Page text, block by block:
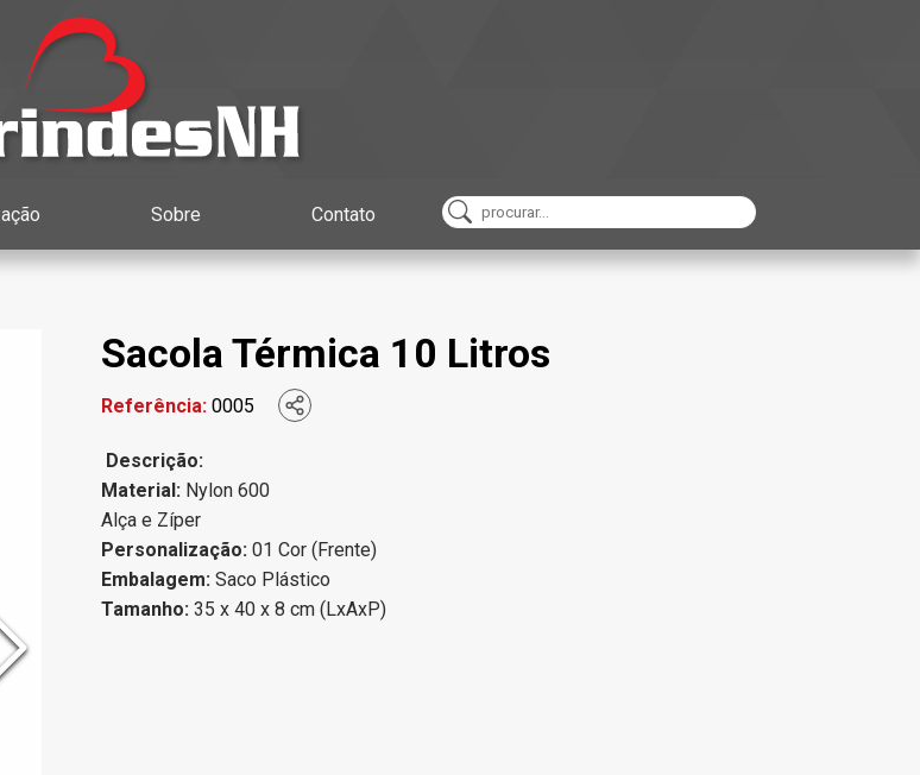
Sobre Contato
Sacola Térmica 10 Litros
Referência: 0005
Descrição:
Material: Nylon 600
Alça e Zíper
Personalização: 01 Cor (Frente)
Embalagem: Saco Plástico
Tamanho: 35 x 40 x 8 cm (LxAxP)